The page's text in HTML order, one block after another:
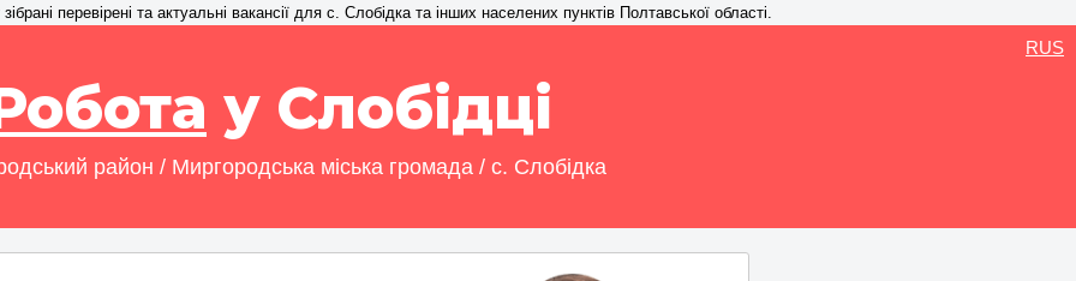
перевірені та актуальні вакансії для с. Слобідка та інших населених пунктів Полтавської області.
у Слобідці
район / Миргородська міська громада / с. Слобідка
RUS